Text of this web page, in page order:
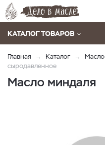
КАТАЛОГ ТОВАРОВ
Главная Каталог Масло
сыродавленное
Масло миндаля